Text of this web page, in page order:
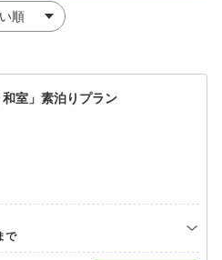
室」素泊りプラン